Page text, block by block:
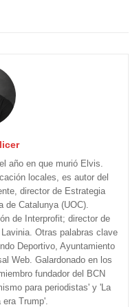
año en que murió Elvis.
locales, es autor del
director de Estrategia
de Catalunya (UOC).
de Interprofit; director de
Otras palabras clave
Deportivo, Ayuntamiento
Web. Galardonado en los
fundador del BCN
para periodistas' y 'La
Trump'.